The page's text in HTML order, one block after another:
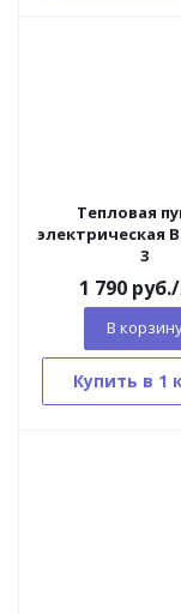
Тепловая
электрическая
3
1 790руб.
В
Купить в 1